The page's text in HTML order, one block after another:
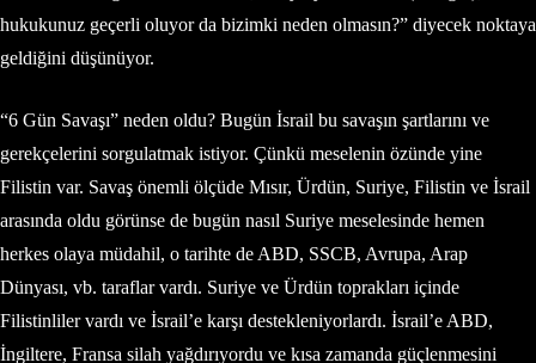
hukukunuz geçerli oluyor da bizimki neden olmasın?” diyecek noktaya
geldiğini düşünüyor.
“6 Gün Savaşı” neden oldu? Bugün İsrail bu savaşın şartlarını ve
gerekçelerini sorgulatmak istiyor. Çünkü meselenin özünde yine
Filistin var. Savaş önemli ölçüde Mısır, Ürdün, Suriye, Filistin ve İsrail
arasında oldu görünse de bugün nasıl Suriye meselesinde hemen
herkes olaya müdahil, o tarihte de ABD, SSCB, Avrupa, Arap
Dünyası, vb. taraflar vardı. Suriye ve Ürdün toprakları içinde
Filistinliler vardı ve İsrail’e karşı destekleniyorlardı. İsrail’e ABD,
İngiltere, Fransa silah yağdırıyordu ve kısa zamanda güçlenmesini